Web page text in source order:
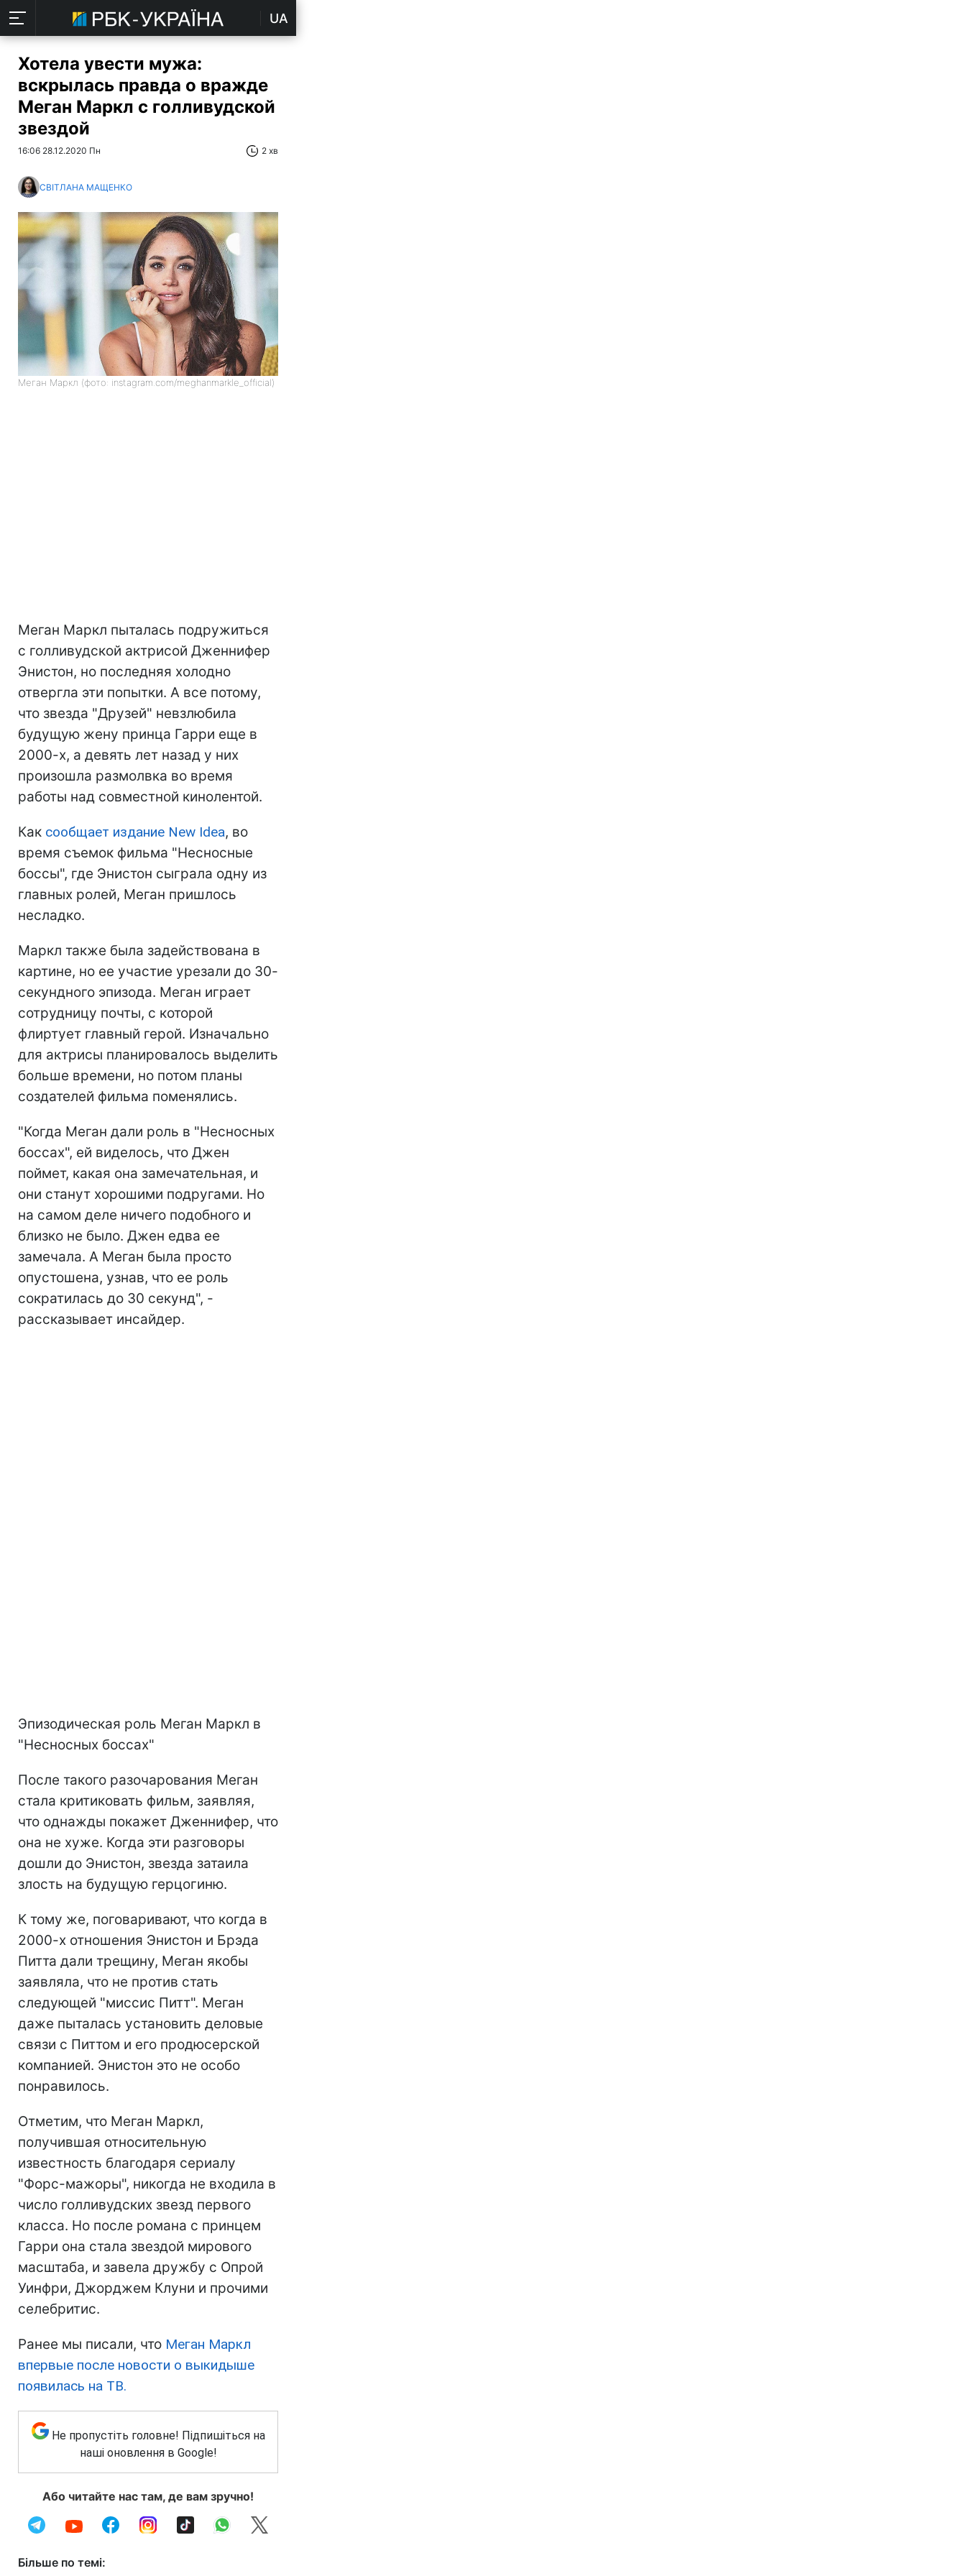
UA
Хотела увести мужа:
вскрылась правда о вражде
Меган Маркл с голливудской
звездой
16:06 28.12.2020 Пн 2 хв
СВІТЛАНА МАЩЕНКО
Меган Маркл (фото: instagram.com/meghanmarkle_official)
Меган Маркл пыталась подружиться
с голливудской актрисой Дженнифер
Энистон, но последняя холодно
отвергла эти попытки. А все потому,
что звезда "Друзей" невзлюбила
будущую жену принца Гарри еще в
2000-х, а девять лет назад у них
произошла размолвка во время
работы над совместной кинолентой.
Как сообщает издание New Idea, во
время съемок фильма "Несносные
боссы", где Энистон сыграла одну из
главных ролей, Меган пришлось
несладко.
Маркл также была задействована в
картине, но ее участие урезали до 30-
секундного эпизода. Меган играет
сотрудницу почты, с которой
флиртует главный герой. Изначально
для актрисы планировалось выделить
больше времени, но потом планы
создателей фильма поменялись.
"Когда Меган дали роль в "Несносных
боссах", ей виделось, что Джен
поймет, какая она замечательная, и
они станут хорошими подругами. Но
на самом деле ничего подобного и
близко не было. Джен едва ее
замечала. А Меган была просто
опустошена, узнав, что ее роль
сократилась до 30 секунд", -
рассказывает инсайдер.
Эпизодическая роль Меган Маркл в
"Несносных боссах"
После такого разочарования Меган
стала критиковать фильм, заявляя,
что однажды покажет Дженнифер, что
она не хуже. Когда эти разговоры
дошли до Энистон, звезда затаила
злость на будущую герцогиню.
К тому же, поговаривают, что когда в
2000-х отношения Энистон и Брэда
Питта дали трещину, Меган якобы
заявляла, что не против стать
следующей "миссис Питт". Меган
даже пыталась установить деловые
связи с Питтом и его продюсерской
компанией. Энистон это не особо
понравилось.
Отметим, что Меган Маркл,
получившая относительную
известность благодаря сериалу
"Форс-мажоры", никогда не входила в
число голливудских звезд первого
класса. Но после романа с принцем
Гарри она стала звездой мирового
масштаба, и завела дружбу с Опрой
Уинфри, Джорджем Клуни и прочими
селебритис.
Ранее мы писали, что Меган Маркл
впервые после новости о выкидыше
появилась на ТВ.
Не пропустіть головне! Підпишіться на
наші оновлення в Google!
Або читайте нас там, де вам зручно!
Більше по темі: